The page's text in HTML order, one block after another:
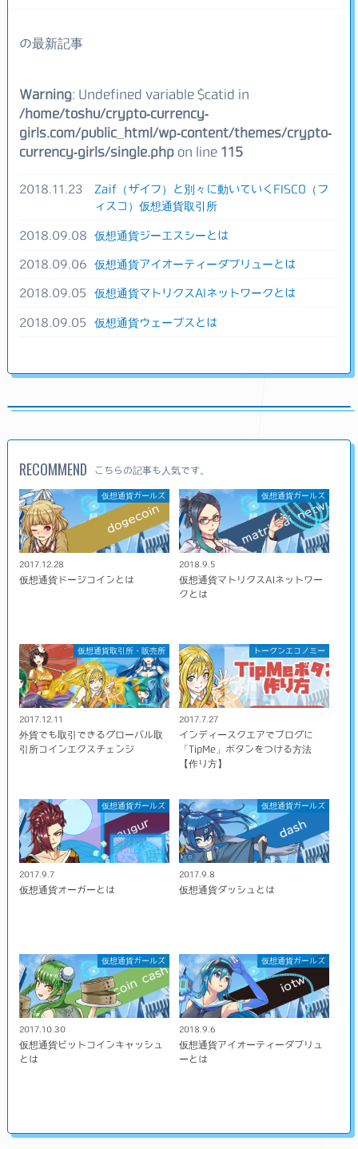
の最新記事
Warning: Undefined variable $catid in
/home/toshu/crypto-currency-
girls.com/public_html/wp-content/themes/crypto-
currency-girls/single.php on line 115
2018.11.23
Zaif（ザイフ）と別々に動いていくFISCO（フ
ィスコ）仮想通貨取引所
2018.09.08 仮想通貨ジーエスシーとは
2018.09.06 仮想通貨アイオーティーダブリューとは
2018.09.05 仮想通貨マトリクスAIネットワークとは
2018.09.05 仮想通貨ウェーブスとは
RECOMMEND こちらの記事も人気です。
仮想通貨ガールズ
2017.12.28
仮想通貨ドージコインとは
仮想通貨ガールズ
2018.9.5
仮想通貨マトリクスAIネットワー
クとは
仮想通貨取引所・販売所
2017.12.11
外貨でも取引できるグローバル取
引所コインエクスチェンジ
トークンエコノミー
2017.7.27
インディースクエアでブログに
「TipMe」ボタンをつける方法
【作り方】
仮想通貨ガールズ
2017.9.7
仮想通貨オーガーとは
仮想通貨ガールズ
2017.9.8
仮想通貨ダッシュとは
仮想通貨ガールズ
2017.10.30
仮想通貨ビットコインキャッシュ
とは
仮想通貨ガールズ
2018.9.6
仮想通貨アイオーティーダブリュ
ーとは